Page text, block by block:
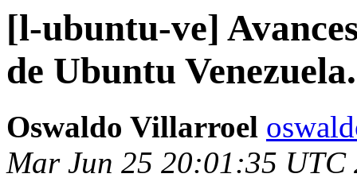
[l-ubuntu-ve]
de Ubuntu Venezuela.
Oswaldo Villarroel
Mar Jun 25 20:01:35 UTC